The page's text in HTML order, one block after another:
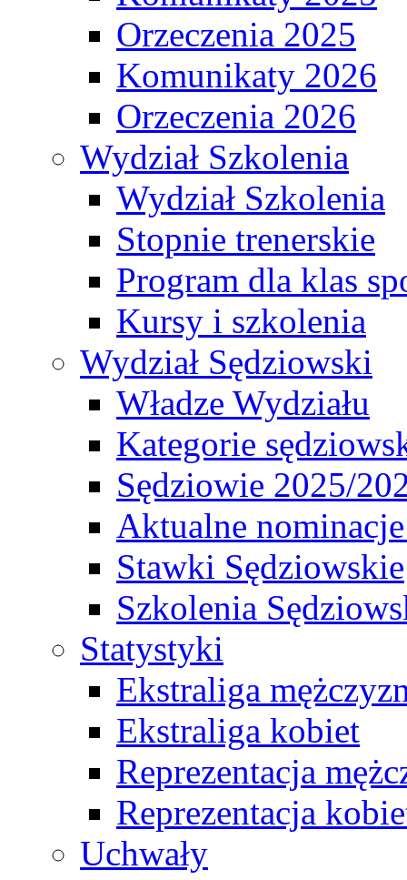
Orzeczenia 2025
Komunikaty 2026
Orzeczenia 2026
Wydział Szkolenia
Wydział Szkolenia
Stopnie trenerskie
Program dla klas
Kursy i szkolenia
Wydział Sędziowski
Władze Wydziału
Kategorie
Sędziowie 2025/
Aktualne
Stawki Sędziowskie
Szkolenia
Statystyki
Ekstraliga
Ekstraliga kobiet
Reprezentacja
Reprezentacja
Uchwały